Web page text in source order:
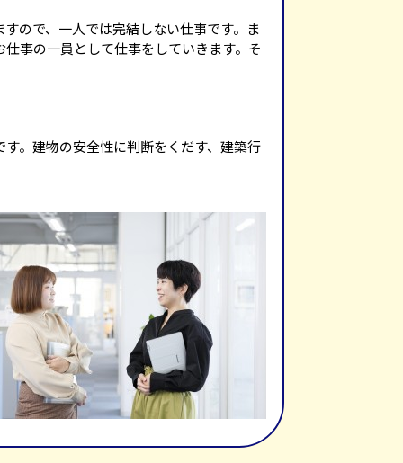
ので、一人では完結しない仕事です。ま
事の一員として仕事をしていきます。そ
。建物の安全性に判断をくだす、建築行